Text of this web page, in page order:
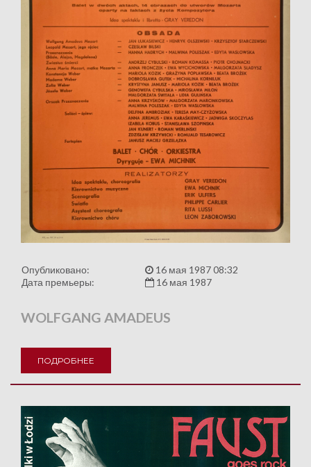
Опубликовано:
16 мая 1987 08:32
Дата премьеры:
16 мая 1987
WOLFGANG AMADEUS
ПОДРОБНЕЕ